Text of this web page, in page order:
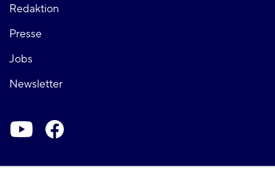
Fußzeile
rechts
Redaktion
Presse
Jobs
Newsletter
Soziale-
Netzwerke